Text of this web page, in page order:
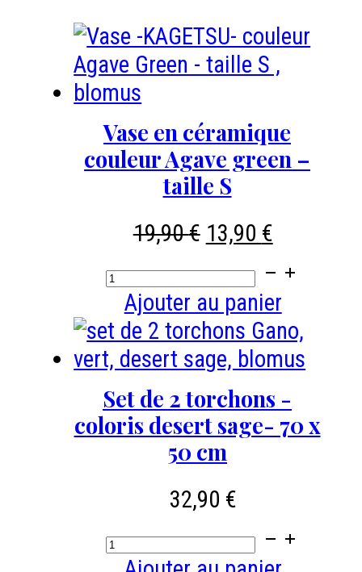
Vase en céramique
couleur Agave green –
taille S
19,90€ Le
initial
était :
19,90 €.
13,90 €Le
prix
est :
13,90 €.
quantité
de
Vase
en
céramique
couleur
Agave
S
Ajouter au panier
Set de 2 torchons -
coloris desert sage- 70 x
50 cm
32,90 €
quantité